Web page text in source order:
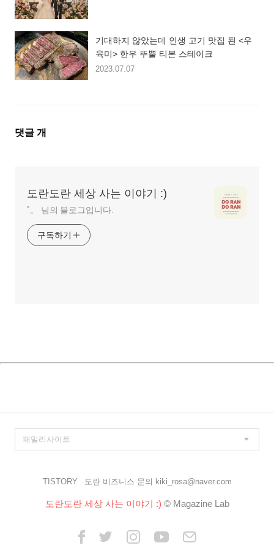
기대하지 않았는데 인생 고기 맛집 된 <우
육미> 한우 뚜뿔 티본 스테이크
2023.07.07
댓
댓글 개
도란도란 세상 사는 이야기 :)
˚。 님의 블로그입니다.
구독하기
TISTORY 도란 비즈니스 문의 kiki_rosa@naver.com
도란도란 세상 사는 이야기 :) © Magazine Lab